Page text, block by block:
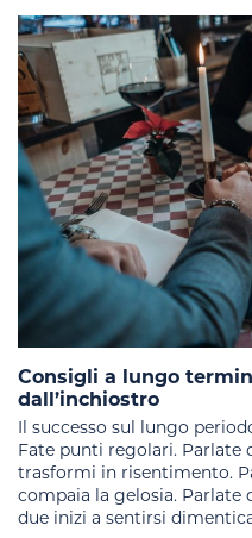
Consigli a lungo
dall’inchiostro
Il successo sul lungo
Fate punti regolari. Parlate
trasformi in risentimento.
compaia la gelosia.
due inizi a sentirsi